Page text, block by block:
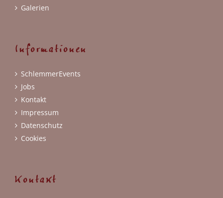
Galerien
Informationen
SchlemmerEvents
Jobs
Kontakt
Impressum
Datenschutz
Cookies
Kontakt